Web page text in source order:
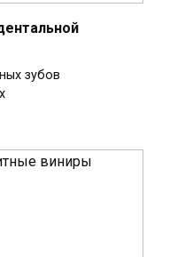
зубов